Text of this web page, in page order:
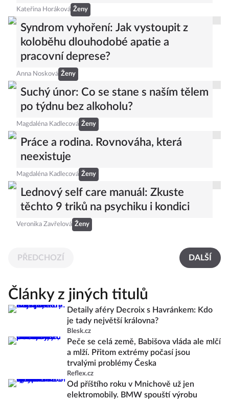
Kateřina Horáková Ženy
Syndrom vyhoření: Jak vystoupit z
koloběhu dlouhodobé apatie a
pracovní deprese?
Anna Nosková Ženy
Suchý únor: Co se stane s naším tělem
po týdnu bez alkoholu?
Magdaléna Kadlecová Ženy
Práce a rodina. Rovnováha, která
neexistuje
Magdaléna Kadlecová Ženy
Lednový self care manuál: Zkuste
těchto 9 triků na psychiku i kondici
Veronika Zavřelová Ženy
PŘEDCHOZÍ DALŠÍ
Články z jiných titulů
Detaily aféry Decroix s Havránkem: Kdo
je tady největší královna?
Blesk.cz
Peče se celá země, Babišova vláda ale mlčí
a mlží. Přitom extrémy počasí jsou
trvalými problémy Česka
Reflex.cz
Od příštího roku v Mnichově už jen
elektromobily. BMW spouští výrobu